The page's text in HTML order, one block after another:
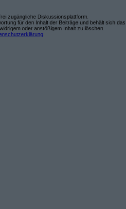
zugängliche Diskussionsplattform.
für den Inhalt der Beiträge und behält sich das
oder anstößigem Inhalt zu löschen.